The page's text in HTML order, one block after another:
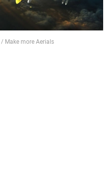
Make more Aerials